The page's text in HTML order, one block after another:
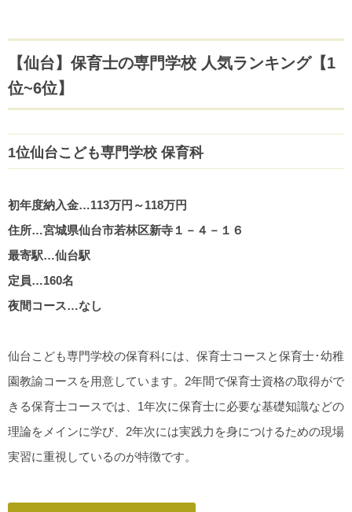
【仙台】保育士の専門学校 人気ランキング【1
位~6位】
1位仙台こども専門学校 保育科
初年度納入金…113万円～118万円
住所…宮城県仙台市若林区新寺１－４－１６
最寄駅…仙台駅
定員…160名
夜間コース…なし
仙台こども専門学校の保育科には、保育士コースと保育士･幼稚
園教諭コースを用意しています。2年間で保育士資格の取得がで
きる保育士コースでは、1年次に保育士に必要な基礎知識などの
理論をメインに学び、2年次には実践力を身につけるための現場
実習に重視しているのが特徴です。